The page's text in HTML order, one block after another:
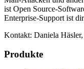
ist Open Source-
Enterprise-Support ist
Kontakt: Daniela
Produkte